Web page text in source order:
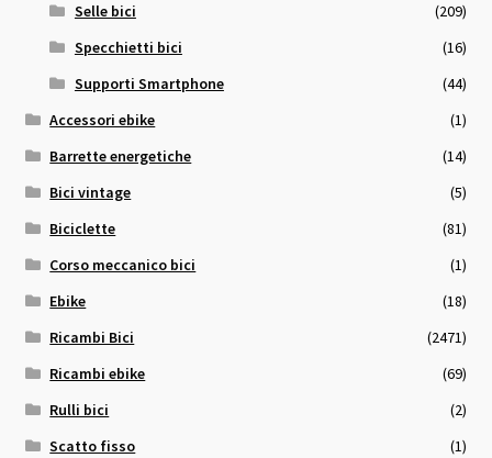
Selle bici
(209)
Specchietti bici
(16)
Supporti Smartphone
(44)
Accessori ebike
(1)
Barrette energetiche
(14)
Bici vintage
(5)
Biciclette
(81)
Corso meccanico bici
(1)
Ebike
(18)
Ricambi Bici
(2471)
Ricambi ebike
(69)
Rulli bici
(2)
Scatto fisso
(1)